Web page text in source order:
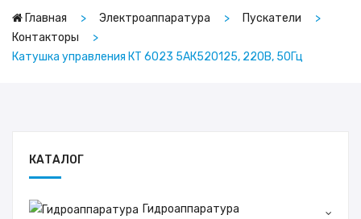
Главная Электроаппаратура
Пускатели
Контакторы
Катушка управления КТ 6023 5АК520125, 220В, 50Гц
КАТАЛОГ
Гидроаппаратура